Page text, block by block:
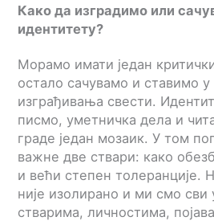
Како да изградимо или
идентитету?
Морамо имати један
остало сачувамо и ставимо у
изграђивања свести.
писмо, уметничка дела и
граде један мозаик. У том
важне две ствари: како
и већи степен толеранције.
није изолирано и ми смо сви
стварима, личностима,